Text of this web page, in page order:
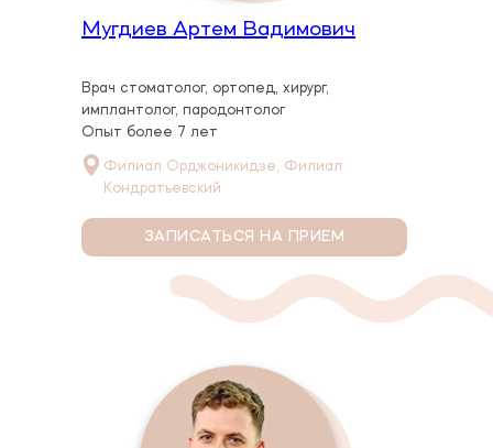
Мугдиев Артем Вадимович
Филиал Орджоникидзе, Филиал
Кондратьевский
ЗАПИСАТЬСЯ НА ПРИЕМ
Врач стоматолог, ортопед, хирург,
имплантолог, пародонтолог
Опыт более 7 лет